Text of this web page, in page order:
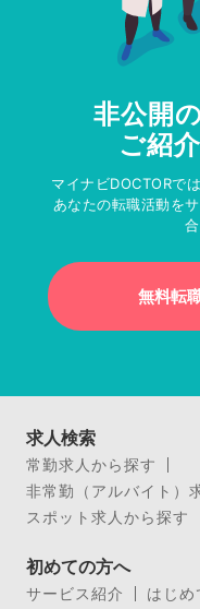
非公開
ご紹
マイナビDOCTORで
あなたの転職活動を
無料転
求人検索
常勤求人から探す
非常勤（アルバイト）
スポット求人から探す
初めての方へ
サービス紹介
はじめ